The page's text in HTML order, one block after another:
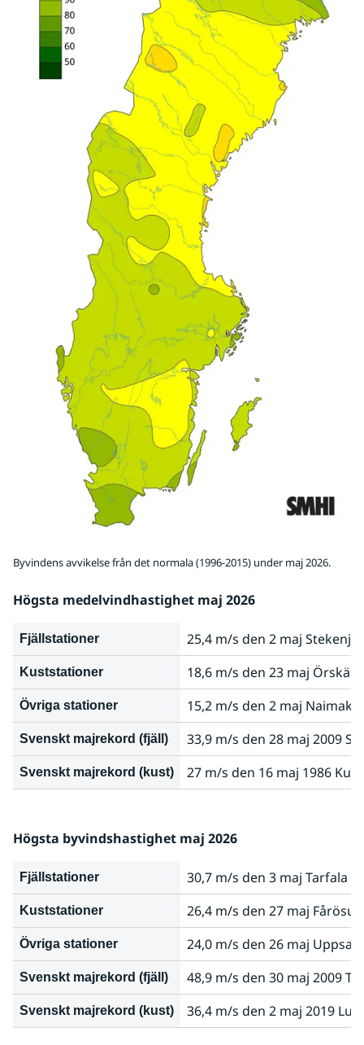
Byvindens avvikelse från det normala (1996-2015) under maj 2026.
Högsta medelvindhastighet maj 2026
Fjällstationer 25,4 m/s den 2 maj
Kuststationer 18,6 m/s den 23 maj Örskär
Övriga stationer 15,2 m/s den 2 maj
Svenskt majrekord (fjäll) 33,9 m/s den 28 maj 2009
Svenskt majrekord (kust) 27 m/s den 16 maj 1986
Högsta byvindshastighet maj 2026
Fjällstationer 30,7 m/s den 3 maj Tarfala
Kuststationer 26,4 m/s den 27 maj
Övriga stationer 24,0 m/s den 26 maj
Svenskt majrekord (fjäll) 48,9 m/s den 30 maj 2009
Svenskt majrekord (kust) 36,4 m/s den 2 maj 2019